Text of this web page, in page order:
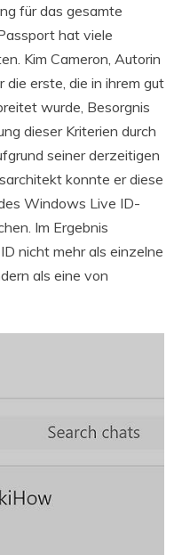
für das gesamte
hat viele
Kim Cameron, Autorin
erste, die in ihrem gut
wurde, Besorgnis
dieser Kriterien durch
seiner derzeitigen
konnte er diese
Windows Live ID-
Im Ergebnis
nicht mehr als einzelne
als eine von